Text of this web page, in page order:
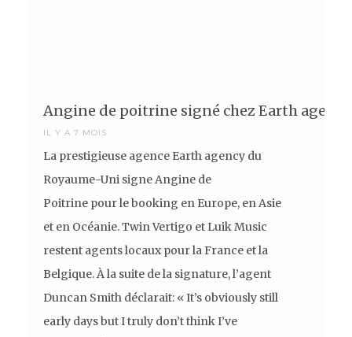
Angine de poitrine signé chez Earth
IL Y A 7 MOIS
La prestigieuse agence Earth agency du
Royaume-Uni signe Angine de
Poitrine pour le booking en Europe, en Asie
et en Océanie. Twin Vertigo et Luik Music
restent agents locaux pour la France et la
Belgique. À la suite de la signature, l’agent
Duncan Smith déclarait: « It’s obviously still
early days but I truly don’t think I’ve